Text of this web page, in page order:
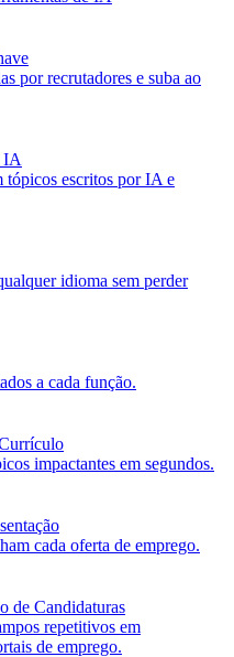
por recrutadores e suba ao
IA
escritos por IA e
idioma sem perder
a cada função.
impactantes em segundos.
cada oferta de emprego.
de Candidaturas
repetitivos em
de emprego.